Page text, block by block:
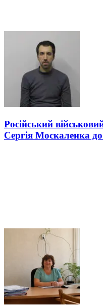
Російський
Сергія Москаленка